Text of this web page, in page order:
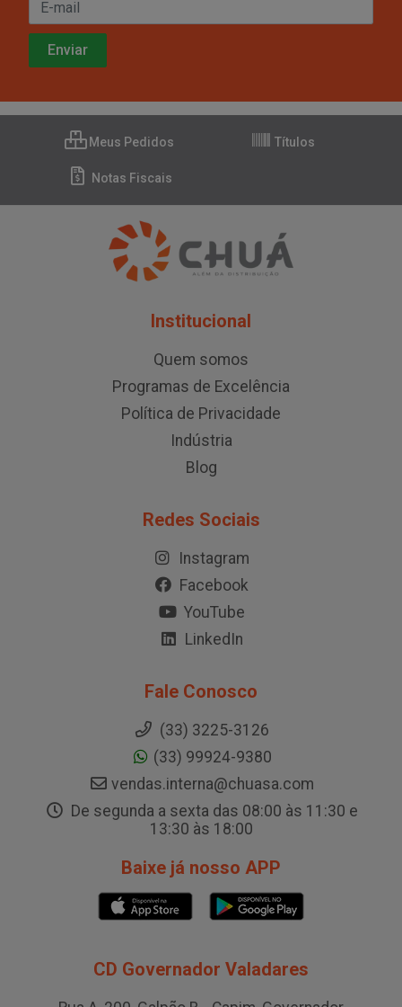
Meus Pedidos Títulos
Notas Fiscais
Institucional
Quem somos
Programas de Excelência
Política de Privacidade
Indústria
Blog
Redes Sociais
Instagram
Facebook
YouTube
LinkedIn
Fale Conosco
(33) 3225-3126
(33) 99924-9380
vendas.interna@chuasa.com
De segunda a sexta das 08:00 às 11:30 e
13:30 às 18:00
Baixe já nosso APP
CD Governador Valadares